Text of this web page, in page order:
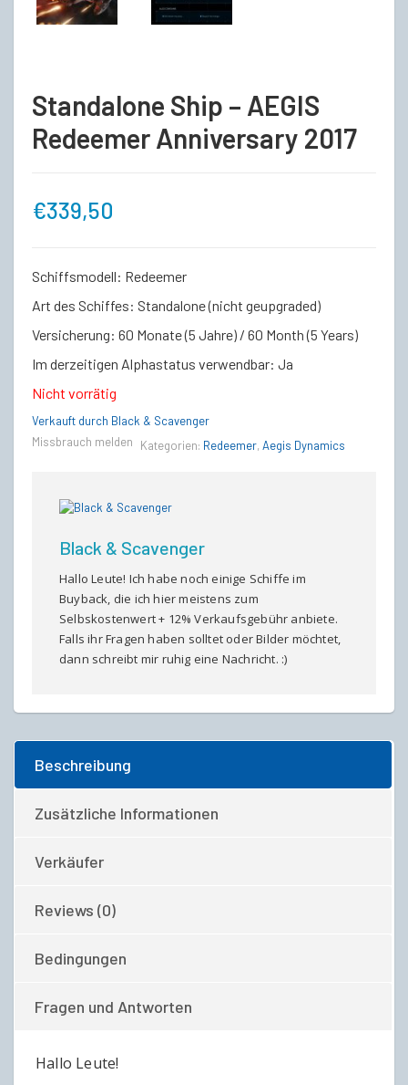
Standalone Ship – AEGIS
Redeemer Anniversary 2017
€339,50
Schiffsmodell: Redeemer
Art des Schiffes: Standalone (nicht geupgraded)
Versicherung: 60 Monate (5 Jahre) / 60 Month (5 Years)
Im derzeitigen Alphastatus verwendbar: Ja
Nicht vorrätig
Verkauft durch Black & Scavenger
Missbrauch melden
Kategorien: Redeemer, Aegis Dynamics
Black & Scavenger
Hallo Leute! Ich habe noch einige Schiffe im
Buyback, die ich hier meistens zum
Selbskostenwert + 12% Verkaufsgebühr anbiete.
Falls ihr Fragen haben solltet oder Bilder möchtet,
dann schreibt mir ruhig eine Nachricht. :)
Beschreibung
Zusätzliche Informationen
Verkäufer
Reviews (0)
Bedingungen
Fragen und Antworten
Hallo Leute!